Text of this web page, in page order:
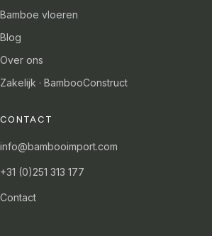
Bamboe vloeren
Blog
Over ons
Zakelijk · BambooConstruct
CONTACT
info@bambooimport.com
+31 (0)251 313 177
Contact